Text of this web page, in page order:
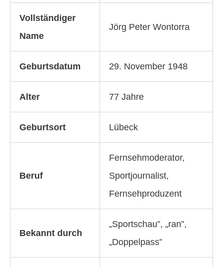
Vollständiger
Name
Jörg Peter Wontorra
Geburtsdatum 29. November 1948
Alter 77 Jahre
Geburtsort Lübeck
Beruf
Fernsehmoderator,
Sportjournalist,
Fernsehproduzent
Bekannt durch
„Sportschau”, „ran”,
„Doppelpass”